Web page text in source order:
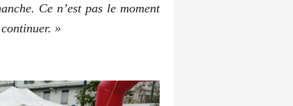
Ce n’est pas le moment
»